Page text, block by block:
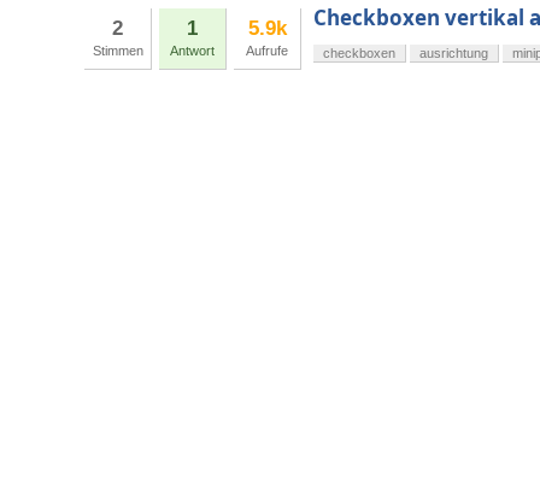
2
Stimmen
1
Antwort
5.9k
Aufrufe
Checkboxen vertikal
checkboxen ausrichtung